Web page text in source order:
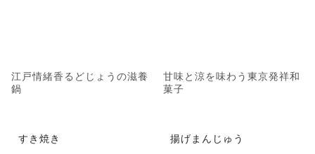
江戸情緒香るどじょうの滋養
鍋
甘味と涼を味わう東京発祥和
菓子
すき焼き 揚げまんじゅう